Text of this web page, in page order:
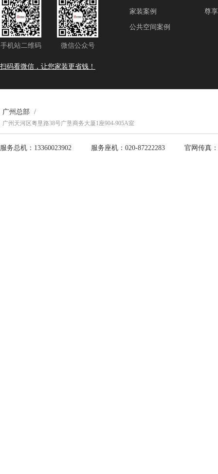
手机站二维码 微信公众号
扫码看微信，让您家装更省钱！
家装案例
公共空间案例
尊
广州总部 /
广州天河区粤垦路38号广垦商务大厦1座904-905A室
服务总机：13360023902 服务座机：020-87222283 官网传真